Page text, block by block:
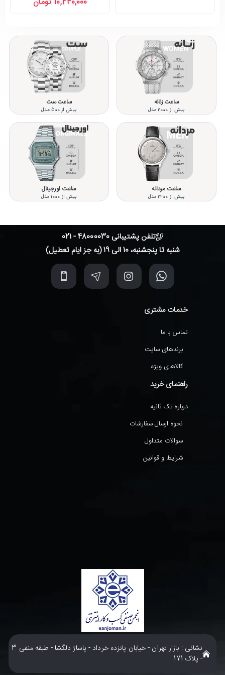
ساعت زنانه
بیش از 2000 مدل
ساعت ست
بیش از 500 مدل
ساعت مردانه
بیش از 2200 مدل
ساعت اورجینال
بیش از 1000 مدل
تلفن پشتیبانی 48000030 - 021
شنبه تا پنجشنبه، 10 الی 19 (به جز ایام تعطیل)
خدمات مشتری
تماس با ما
برندهای سایت
کالاهای ویژه
راهنمای خرید
درباره تک ثانیه
نحوه ارسال سفارشات
سوالات متداول
شرایط و قوانین
نشانی : بازار تهران - خیابان پانزده خرداد - پاساژ دلگشا - طبقه منفی 3
- پلاک 171